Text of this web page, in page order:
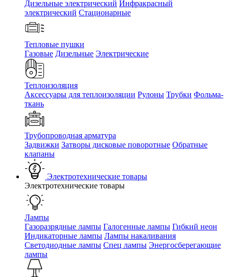
Дизельные электрический Инфракрасный
электрический Стационарные
Тепловые пушки
Газовые Дизельные Электрические
Теплоизоляция
Аксессуары для теплоизоляции Рулоны Трубки Фольма-
ткань
Трубопроводная арматура
Задвижки Затворы дисковые поворотные Обратные
клапаны
Электротехнические товары
Электротехнические товары
Лампы
Газоразрядные лампы Галогенные лампы Гибкий неон
Индикаторные лампы Лампы накаливания
Светодиодные лампы Спец лампы Энергосберегающие
лампы